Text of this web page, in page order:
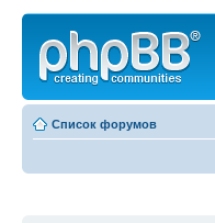
Список форумов